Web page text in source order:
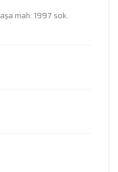
mah. 1997 sok.